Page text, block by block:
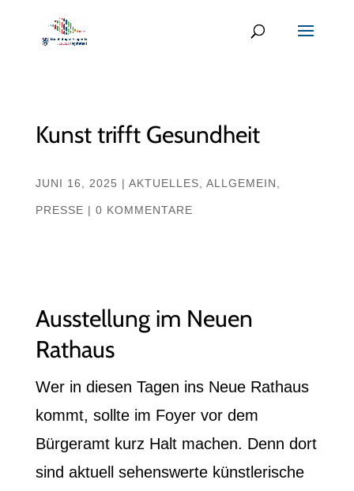
Kunst trifft Gesundheit
JUNI 16, 2025 | AKTUELLES ALLGEMEIN
PRESSE | 0 KOMMENTARE
Ausstellung im Neuen
Rathaus
Wer in diesen Tagen ins Neue Rathaus
kommt, sollte im Foyer vor dem
Bürgeramt kurz Halt machen. Denn dort
sind aktuell sehenswerte künstlerische